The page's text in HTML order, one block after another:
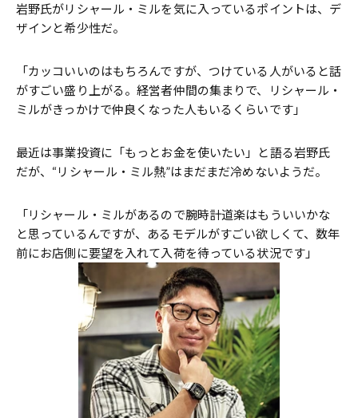
岩野氏がリシャール・ミルを気に入っているポイントは、デ
ザインと希少性だ。
「カッコいいのはもちろんですが、つけている人がいると話
がすごい盛り上がる。経営者仲間の集まりで、リシャール・
ミルがきっかけで仲良くなった人もいるくらいです」
最近は事業投資に「もっとお金を使いたい」と語る岩野氏
だが、“リシャール・ミル熱”はまだまだ冷めないようだ。
「リシャール・ミルがあるので腕時計道楽はもういいかな
と思っているんですが、あるモデルがすごい欲しくて、数年
前にお店側に要望を入れて入荷を待っている状況です」